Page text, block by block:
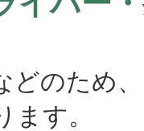
のため
ます。